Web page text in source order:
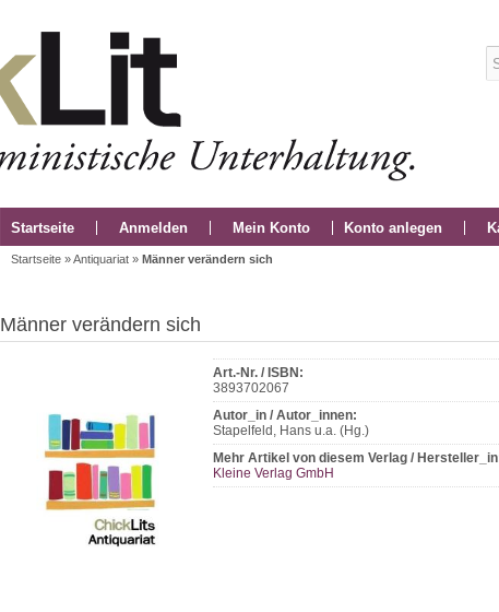
Startseite Anmelden Mein Konto Konto anlegen
Startseite »Antiquariat » Männer verändern sich
Männer verändern sich
Art.-Nr. / ISBN:
3893702067
Autor_in / Autor_innen:
Stapelfeld, Hans u.a. (Hg.)
Mehr Artikel von diesem Verlag /
Kleine Verlag GmbH